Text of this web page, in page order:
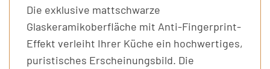
Die exklusive mattschwarze
Glaskeramikoberfläche mit Anti-Fingerprint-
Effekt verleiht Ihrer Küche ein hochwertiges,
puristisches Erscheinungsbild. Die